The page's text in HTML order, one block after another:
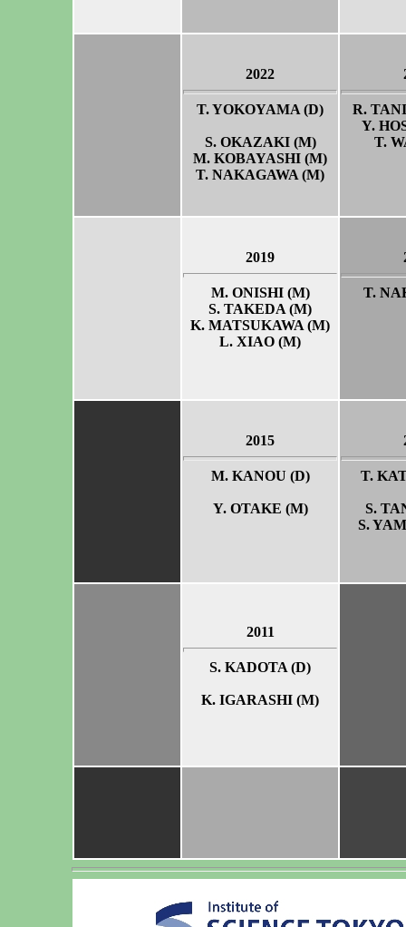
2022
T. YOKOYAMA (D)
S. OKAZAKI (M)
M. KOBAYASHI (M)
T. NAKAGAWA (M)
R.
Y.
T.
2019
M. ONISHI (M)
S. TAKEDA (M)
K. MATSUKAWA (M)
L. XIAO (M)
T.
2015
M. KANOU (D)
Y. OTAKE (M)
T.
S.
S.
2011
S. KADOTA (D)
K. IGARASHI (M)